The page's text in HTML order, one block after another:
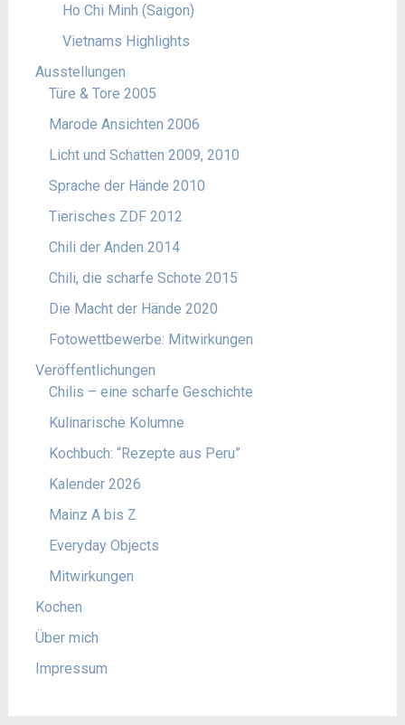
Ho Chi Minh (Saigon)
Vietnams Highlights
Ausstellungen
Türe & Tore 2005
Marode Ansichten 2006
Licht und Schatten 2009, 2010
Sprache der Hände 2010
Tierisches ZDF 2012
Chili der Anden 2014
Chili, die scharfe Schote 2015
Die Macht der Hände 2020
Fotowettbewerbe: Mitwirkungen
Veröffentlichungen
Chilis – eine scharfe Geschichte
Kulinarische Kolumne
Kochbuch: “Rezepte aus Peru”
Kalender 2026
Mainz A bis Z
Everyday Objects
Mitwirkungen
Kochen
Über mich
Impressum